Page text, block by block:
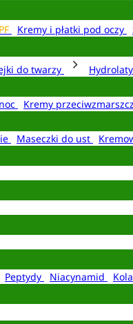
Kremy i płatki pod oczy
do twarzy
Kremy
Maseczki do ust
Peptydy Niacynamid